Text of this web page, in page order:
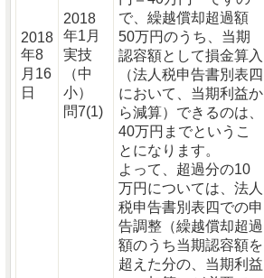
2018
年8
月16
日
2018
年1月
実技
（中
小）
問7(1)
で、繰越償却超過額
50万円のうち、当期
認容額として損金算入
（法人税申告書別表四
において、当期利益か
ら減算）できるのは、
40万円までというこ
とになります。
よって、超過分の10
万円については、法人
税申告書別表四での申
告調整（繰越償却超過
額のうち当期認容額を
超えた分の、当期利益